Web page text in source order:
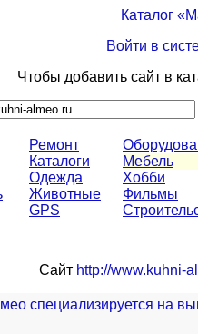
Каталог
Войти в
Чтобы добавить сайт в
Ремонт
Каталоги
Одежда
Животные
GPS
Мебель
Хобби
Фильмы
Сайт http://www.kuhni-
специализируется на